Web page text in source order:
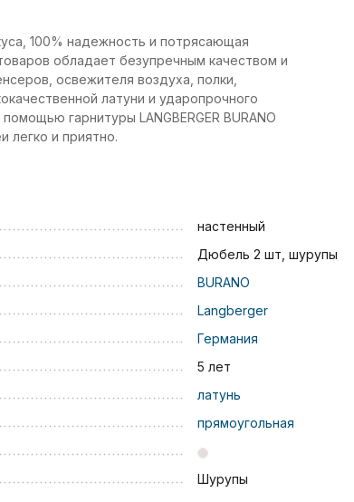
100% надежность и потрясающая
обладает безупречным качеством и
освежителя воздуха, полки,
латуни и ударопрочного
гарнитуры LANGBERGER BURANO
легко и приятно.
настенный
Дюбель 2 шт, шурупы
BURANO
Langberger
Германия
5 лет
латунь
прямоугольная
Шурупы